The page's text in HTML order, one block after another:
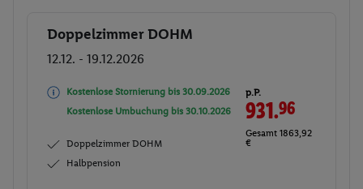
Buchen
Doppelzimmer DOHM
12.12. - 19.12.2026
Kostenlose Stornierung bis 30.09.2026
Kostenlose Umbuchung bis 30.10.2026
Doppelzimmer DOHM
Halbpension
p.P.
931.96
Gesamt 1863,92
€